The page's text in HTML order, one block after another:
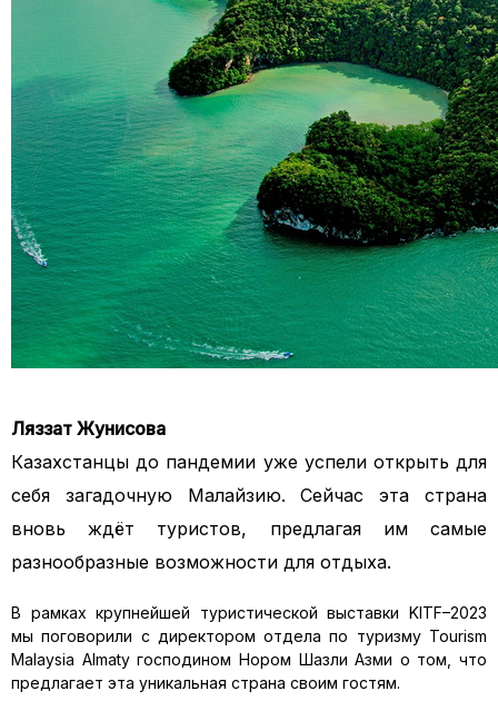
Ляззат Жунисова
Казахстанцы до пандемии уже успели открыть для
себя загадочную Малайзию. Сейчас эта страна
вновь ждёт туристов, предлагая им самые
разнообразные возможности для отдыха.
В рамках крупнейшей туристической выставки KITF–2023
мы поговорили с директором отдела по туризму Tourism
Malaysia Almaty господином Нором Шазли Азми о том, что
предлагает эта уникальная страна своим гостям.